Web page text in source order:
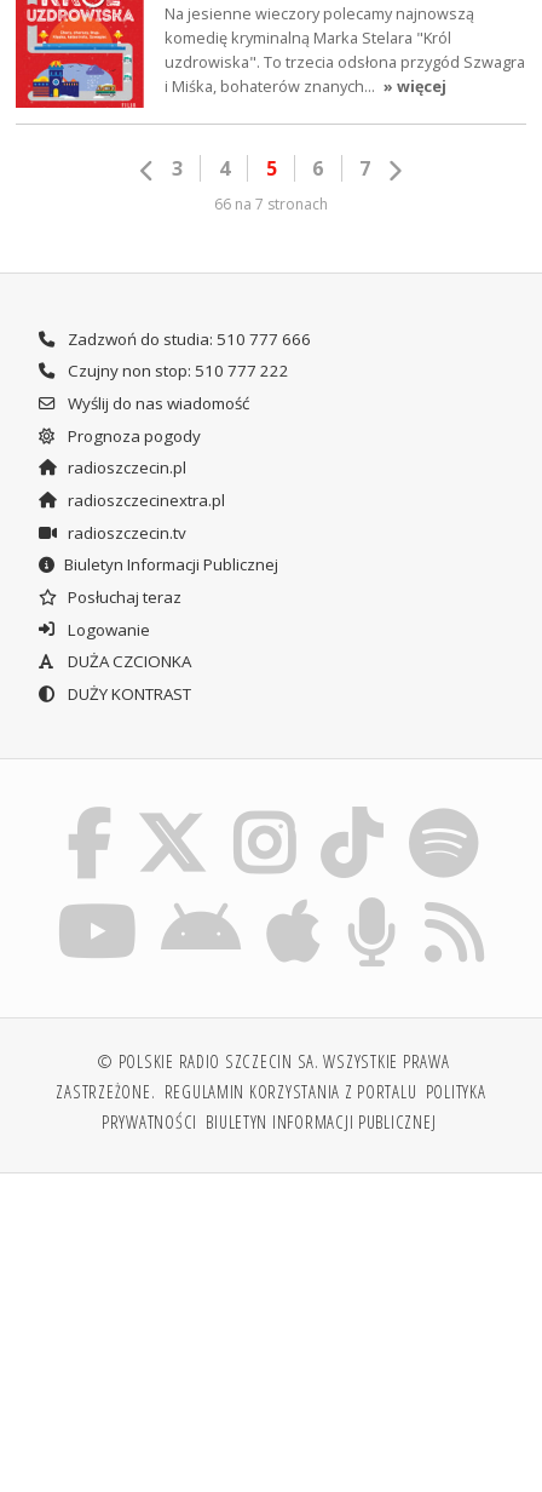
Na jesienne wieczory polecamy najnowszą
komedię kryminalną Marka Stelara "Król
uzdrowiska". To trzecia odsłona przygód Szwagra
i Miśka, bohaterów znanych… » więcej
3 4 5 6 7
66 na 7 stronach
Zadzwoń do studia: 510 777 666
Czujny non stop: 510 777 222
Wyślij do nas wiadomość
Prognoza pogody
radioszczecin.pl
radioszczecinextra.pl
radioszczecin.tv
Biuletyn Informacji Publicznej
Posłuchaj teraz
Logowanie
DUŻA CZCIONKA
DUŻY KONTRAST
© POLSKIE RADIO SZCZECIN SA. WSZYSTKIE PRAWA
ZASTRZEŻONE. REGULAMIN KORZYSTANIA Z PORTALU POLITYKA
PRYWATNOŚCI BIULETYN INFORMACJI PUBLICZNEJ